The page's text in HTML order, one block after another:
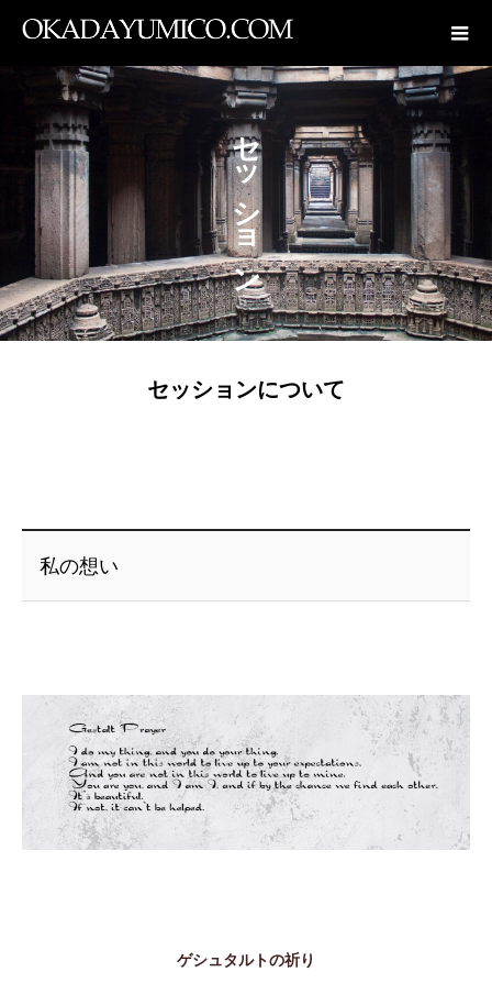
セッション
セッションについて
私の想い
ゲシュタルトの祈り